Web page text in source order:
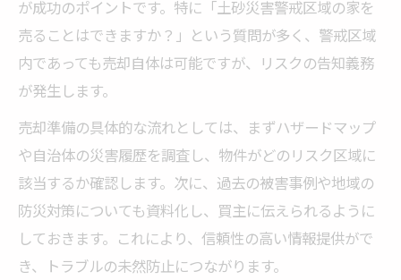
だいた情報は査定以外には使用いたしません
が成功のポイントです。特に「土砂災害警戒区域の家を
売ることはできますか？」という質問が多く、警戒区域
内であっても売却自体は可能ですが、リスクの告知義務
が発生します。
売却準備の具体的な流れとしては、まずハザードマップ
や自治体の災害履歴を調査し、物件がどのリスク区域に
該当するか確認します。次に、過去の被害事例や地域の
防災対策についても資料化し、買主に伝えられるように
しておきます。これにより、信頼性の高い情報提供がで
き、トラブルの未然防止につながります。